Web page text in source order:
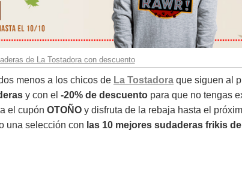
de La Tostadora con descuento
menos a los chicos de La Tostadora que siguen al
y con el -20% de descuento para que no tengas
el cupón OTOÑO y disfruta de la rebaja hasta el
una selección con las 10 mejores sudaderas frikis